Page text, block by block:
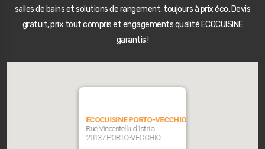
salles de bains et solutions de rangement, toujours à prix éco. Devis
gratuit, prix tout compris et engagements qualité ECOCUISINE
garantis !
ECOCUISINE PORTO-VECCHIO
Rue Vincentellu d'Istria
20137 PORTO-VECCHIO